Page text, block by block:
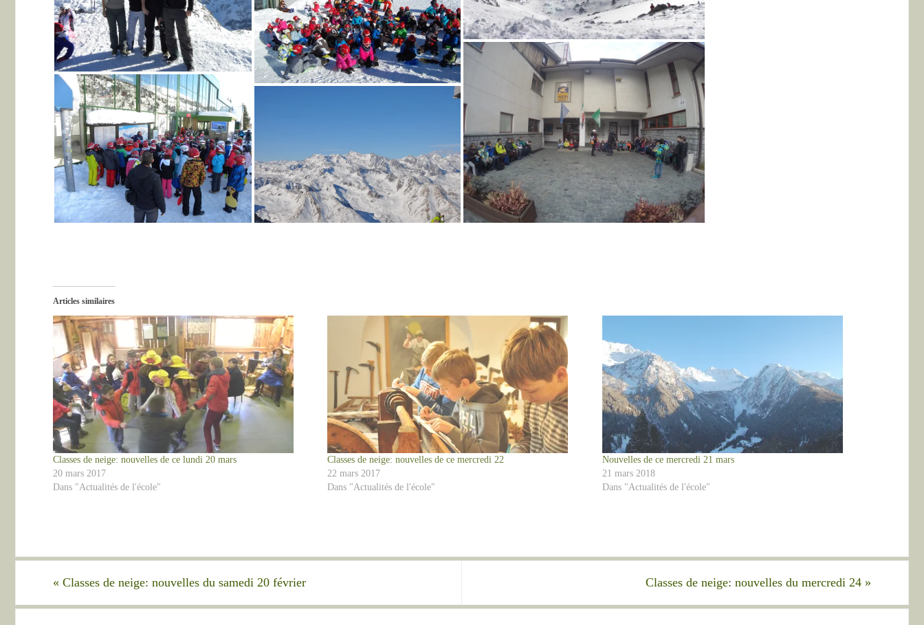
Articles similaires
Classes de neige: nouvelles de ce lundi 20 mars
20 mars 2017
Dans "Actualités de l'école"
Classes de neige: nouvelles de ce mercredi 22
22 mars 2017
Dans "Actualités de l'école"
Nouvelles de ce mercredi 21 mars
21 mars 2018
Dans "Actualités de l'école"
« Classes de neige: nouvelles du samedi 20 février Classes de neige: nouvelles du mercredi 24 »